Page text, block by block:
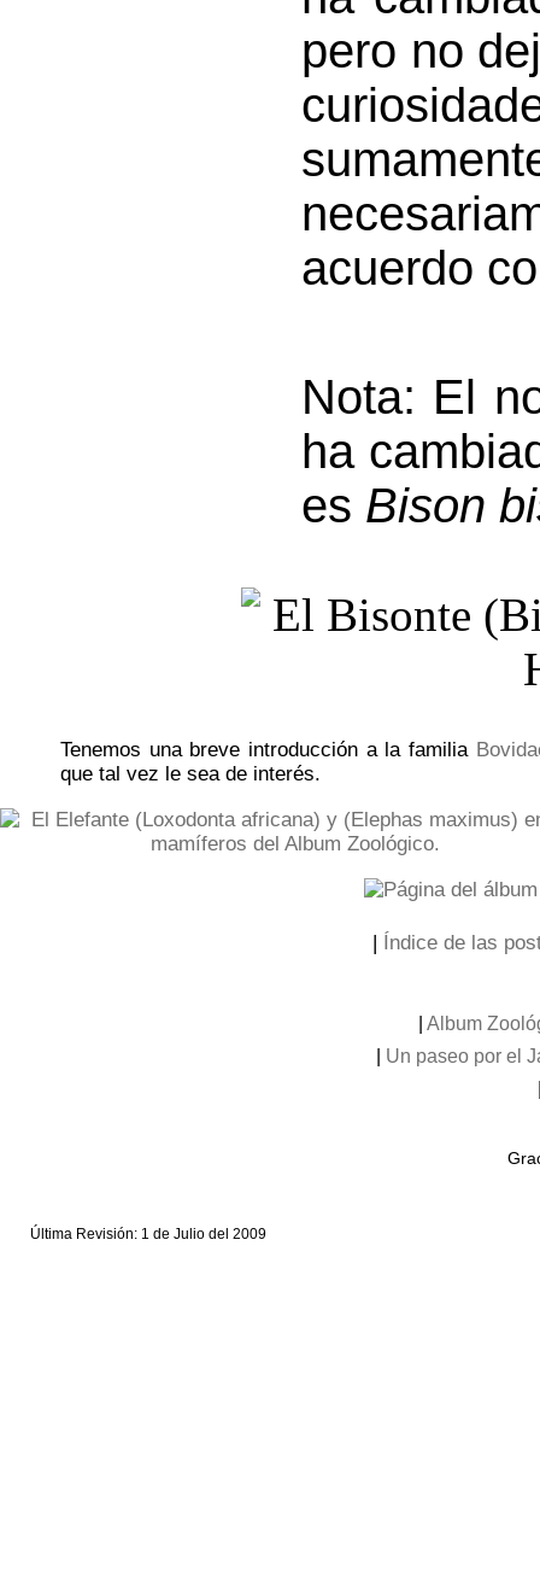
pero no
acuerdo
Nota: El
ha
es Bison
Tenemos una breve introducción a la familia
que tal vez le sea de interés.
| Índice de las
Album
Un paseo por el
Última Revisión: 1 de Julio del 2009